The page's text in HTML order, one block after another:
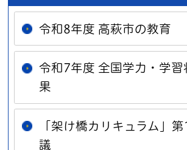
令和8年度 高萩市の教育
令和7年度 全国学力・学習
果
「架け橋カリキュラム」
議